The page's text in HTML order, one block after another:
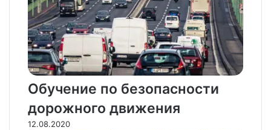
Обучение по безопасности
дорожного движения
12.08.2020